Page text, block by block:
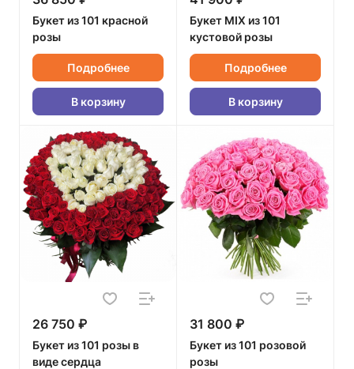
Букет из 101 красной
розы
Подробнее
В корзину
Букет MIX из 101
кустовой розы
Подробнее
В корзину
26 750 ₽
Букет из 101 розы в
виде сердца
31 800 ₽
Букет из 101 розовой
розы